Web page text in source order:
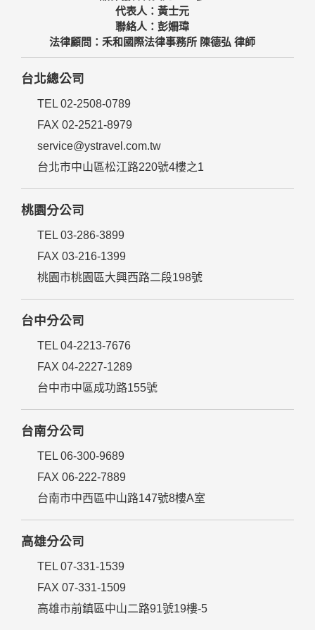
代表人：黃士元
聯絡人：彭姍瑋
法律顧問：禾和國際法律事務所 陳德弘 律師
台北總公司
TEL 02-2508-0789
FAX 02-2521-8979
service@ystravel.com.tw
台北市中山區松江路220號4樓之1
桃園分公司
TEL 03-286-3899
FAX 03-216-1399
桃園市桃園區大興西路二段198號
台中分公司
TEL 04-2213-7676
FAX 04-2227-1289
台中市中區成功路155號
台南分公司
TEL 06-300-9689
FAX 06-222-7889
台南市中西區中山路147號8樓A室
高雄分公司
TEL 07-331-1539
FAX 07-331-1509
高雄市前鎮區中山二路91號19樓-5